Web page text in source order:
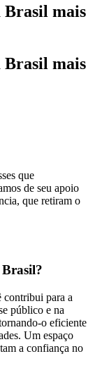
Brasil mais
Brasil mais
que
de seu apoio
que retiram o
contribui para a
público e na
o eficiente
Um espaço
a confiança no